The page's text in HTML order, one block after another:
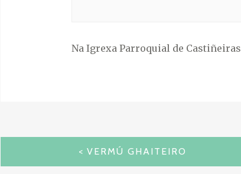
Na Igrexa Parroquial de Castiñeiras
NAVEGACIÓNVERMÚ GHAITEIRO